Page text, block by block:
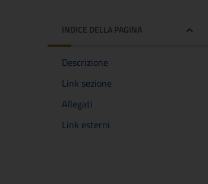
INDICE DELLA PAGINA
Descrizione
Link sezione
Allegati
Link esterni